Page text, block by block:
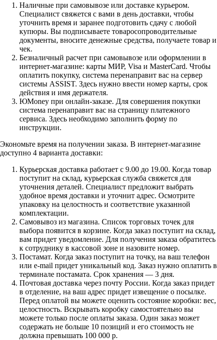
Наличные при самовывозе или доставке курьером.
Специалист свяжется с вами в день доставки, чтобы
уточнить время и заранее подготовить сдачу с любой
купюры. Вы подписываете товаросопроводительные
документы, вносите денежные средства, получаете товар и
чек.
Безналичный расчет при самовывозе или оформлении в
интернет-магазине: карты МИР, Visa и MasterCard. Чтобы
оплатить покупку, система перенаправит вас на сервер
системы ASSIST. Здесь нужно ввести номер карты, срок
действия и имя держателя.
ЮMoney при онлайн-заказе. Для совершения покупки
система перенаправит вас на страницу платежного
сервиса. Здесь необходимо заполнить форму по
инструкции.
Экономьте время на получении заказа. В интернет-магазине
доступно 4 варианта доставки:
Курьерская доставка работает с 9.00 до 19.00. Когда товар
поступит на склад, курьерская служба свяжется для
уточнения деталей. Специалист предложит выбрать
удобное время доставки и уточнит адрес. Осмотрите
упаковку на целостность и соответствие указанной
комплектации.
Самовывоз из магазина. Список торговых точек для
выбора появится в корзине. Когда заказ поступит на склад,
вам придет уведомление. Для получения заказа обратитесь
к сотруднику в кассовой зоне и назовите номер.
Постамат. Когда заказ поступит на точку, на ваш телефон
или e-mail придет уникальный код. Заказ нужно оплатить в
терминале постамата. Срок хранения — 3 дня.
Почтовая доставка через почту России. Когда заказ придет
в отделение, на ваш адрес придет извещение о посылке.
Перед оплатой вы можете оценить состояние коробки: вес,
целостность. Вскрывать коробку самостоятельно вы
можете только после оплаты заказа. Один заказ может
содержать не больше 10 позиций и его стоимость не
должна превышать 100 000 р.